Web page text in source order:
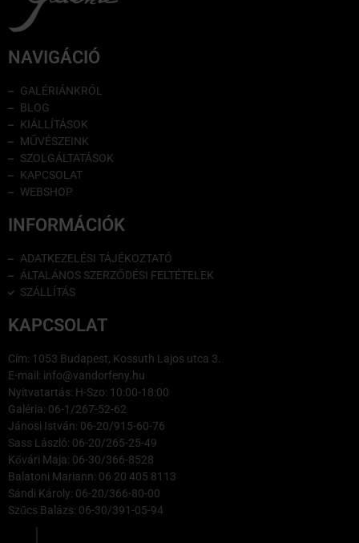
NAVIGÁCIÓ
GALÉRIÁNKRÓL
BLOG
KIÁLLÍTÁSOK
MŰVÉSZEINK
SZOLGÁLTATÁSOK
KAPCSOLAT
WEBSHOP
INFORMÁCIÓK
ADATKEZELÉSI TÁJÉKOZTATÓ
ÁLTALÁNOS SZERZŐDÉSI FELTÉTELEK
SZÁLLÍTÁS
KAPCSOLAT
Cím: 1053 Budapest, Kossuth Lajos utca 3.
E-mail: info@vandorfeny.hu
Nyitvatartás: H-Szo: 10:00-18:00
Galéria: 06-1/267-52-62
Jánosi István: 06-20/915-60-76
Sass László: 06-20/265-25-49
Kővári Maja: 06-30/366-8528
Balatoni Mariann: 06 20 405 8113
Sándi Károly: 06-20/366-80-00
Szűcs Balázs: 06-30/391-05-94